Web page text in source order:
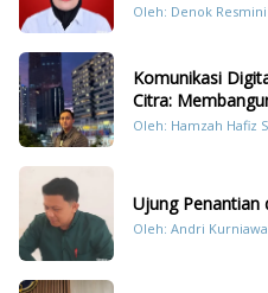
Oleh: Denok Resmini
Komunikasi
Citra:
Konten Humanis
Oleh: Hamzah Hafiz
Ujung Penantian
Oleh: Andri